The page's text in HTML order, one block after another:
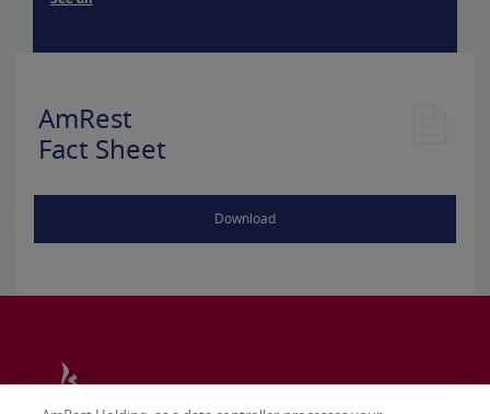
AmRest
Fact Sheet
Download